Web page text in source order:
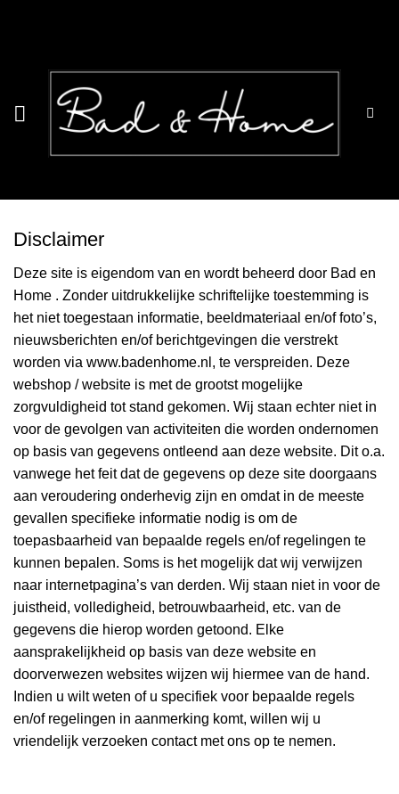
Disclaimer
Deze site is eigendom van en wordt beheerd door Bad en
Home . Zonder uitdrukkelijke schriftelijke toestemming is
het niet toegestaan informatie, beeldmateriaal en/of foto’s,
nieuwsberichten en/of berichtgevingen die verstrekt
worden via www.badenhome.nl, te verspreiden. Deze
webshop / website is met de grootst mogelijke
zorgvuldigheid tot stand gekomen. Wij staan echter niet in
voor de gevolgen van activiteiten die worden ondernomen
op basis van gegevens ontleend aan deze website. Dit o.a.
vanwege het feit dat de gegevens op deze site doorgaans
aan veroudering onderhevig zijn en omdat in de meeste
gevallen specifieke informatie nodig is om de
toepasbaarheid van bepaalde regels en/of regelingen te
kunnen bepalen. Soms is het mogelijk dat wij verwijzen
naar internetpagina’s van derden. Wij staan niet in voor de
juistheid, volledigheid, betrouwbaarheid, etc. van de
gegevens die hierop worden getoond. Elke
aansprakelijkheid op basis van deze website en
doorverwezen websites wijzen wij hiermee van de hand.
Indien u wilt weten of u specifiek voor bepaalde regels
en/of regelingen in aanmerking komt, willen wij u
vriendelijk verzoeken contact met ons op te nemen.